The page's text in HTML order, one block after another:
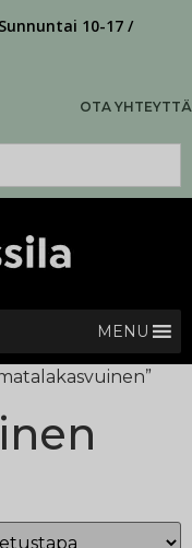
10-17 /
OTA YHTEYTTÄ
MENU